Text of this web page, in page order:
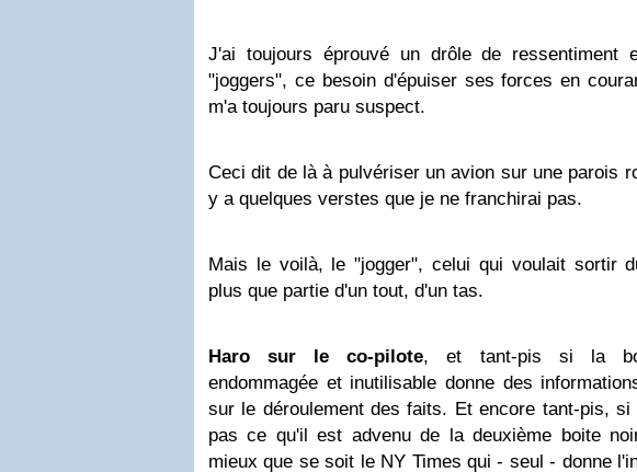
J'ai toujours éprouvé un drôle de ressentiment
"joggers", ce besoin d'épuiser ses forces en
m'a toujours paru suspect.
Ceci dit de là à pulvériser un avion sur une parois
y a quelques verstes que je ne franchirai pas.
Mais le voilà, le "jogger", celui qui voulait sortir
plus que partie d'un tout, d'un tas.
Haro sur le co-pilote, et tant-pis si la
endommagée et inutilisable donne des
sur le déroulement des faits. Et encore tant-pis, si
pas ce qu'il est advenu de la deuxième boite
mieux que se soit le NY Times qui - seul - donne